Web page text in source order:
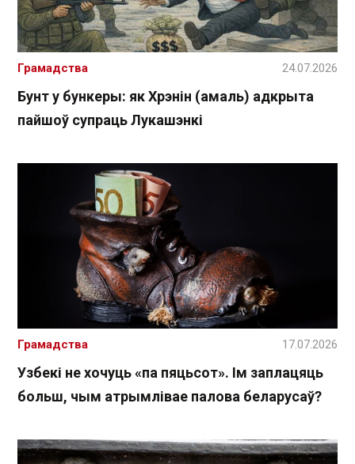
Бунт у бункеры: як Хрэнін (амаль) адкрыта
пайшоў супраць Лукашэнкі
Грамадства 24.07.2026
Узбекі не хочуць «па пяцьсот». Ім заплацяць
больш, чым атрымлівае палова беларусаў?
Грамадства 17.07.2026